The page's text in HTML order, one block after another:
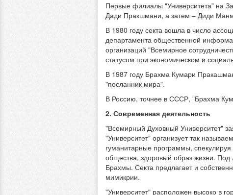
Первые филиалы "Университета" на
Дади Пракшмани, а затем – Диди
В 1980 году секта вошла в число
департамента общественной
организаций "Всемирное
статусом при экономическом и
В 1987 году Брахма Кумари
"посланник мира".
В Россию, точнее в СССР, "Брахма
2. Современная деятельность
"Всемирный Духовный Университет"
"Университет" организует так
гуманитарные программы,
общества, здоровый образ жизни. Под
Брахмы. Секта предлагает и
мимикрии.
"Университет" расположен высоко в